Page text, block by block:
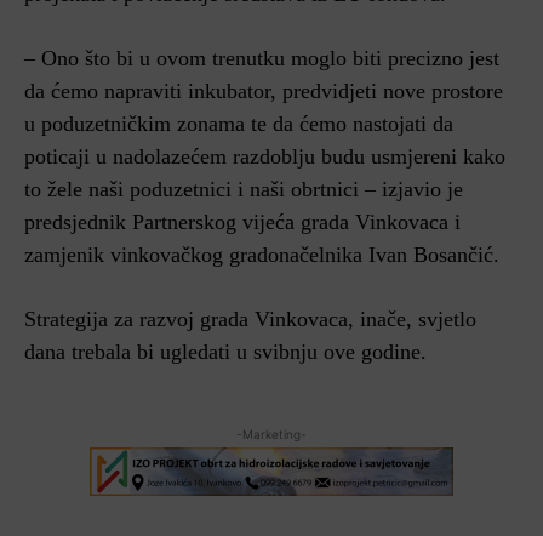
– Ono što bi u ovom trenutku moglo biti precizno jest
da ćemo napraviti inkubator, predvidjeti nove prostore
u poduzetničkim zonama te da ćemo nastojati da
poticaji u nadolazećem razdoblju budu usmjereni kako
to žele naši poduzetnici i naši obrtnici – izjavio je
predsjednik Partnerskog vijeća grada Vinkovaca i
zamjenik vinkovačkog gradonačelnika Ivan Bosančić.
Strategija za razvoj grada Vinkovaca, inače, svjetlo
dana trebala bi ugledati u svibnju ove godine.
-Marketing-